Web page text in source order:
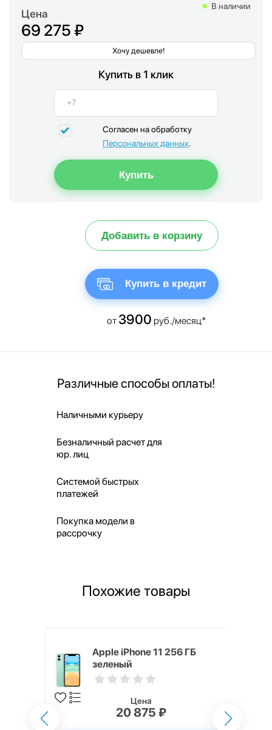
Цена
69 275 ₽
Хочу дешевле!
В наличии
Купить в 1 клик
Согласен на обработку
Персональных данных.
Добавить в корзину
Купить в кредит
от 3900 руб./месяц*
Различные способы оплаты!
Наличными курьеру
Безналичный расчет для
юр. лиц
Системой быстрых
платежей
Покупка модели в
рассрочку
Похожие товары
Apple iPhone 11 256 ГБ
зеленый
Цена
20 875 ₽